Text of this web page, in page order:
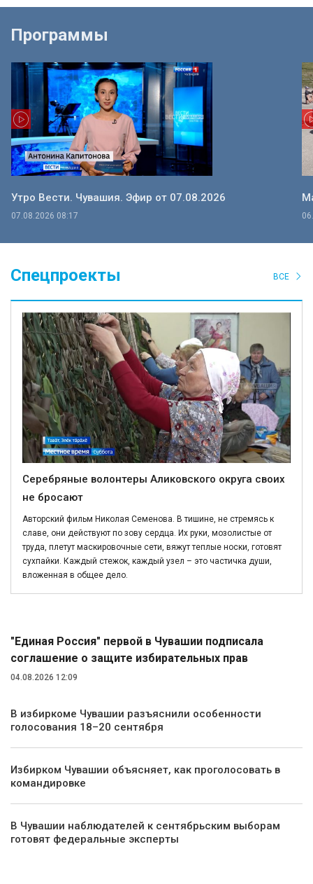
Программы
Утро Вести. Чувашия. Эфир от 07.08.2026
07.08.2026 08:17
ВСЕ
Спецпроекты
Серебряные волонтеры Аликовского округа своих
не бросают
Авторский фильм Николая Семенова. В тишине, не стремясь к
славе, они действуют по зову сердца. Их руки, мозолистые от
труда, плетут маскировочные сети, вяжут теплые носки, готовят
сухпайки. Каждый стежок, каждый узел – это частичка души,
вложенная в общее дело.
"Единая Россия" первой в Чувашии подписала
соглашение о защите избирательных прав
04.08.2026 12:09
В избиркоме Чувашии разъяснили особенности
голосования 18–20 сентября
Избирком Чувашии объясняет, как проголосовать в
командировке
В Чувашии наблюдателей к сентябрьским выборам
готовят федеральные эксперты